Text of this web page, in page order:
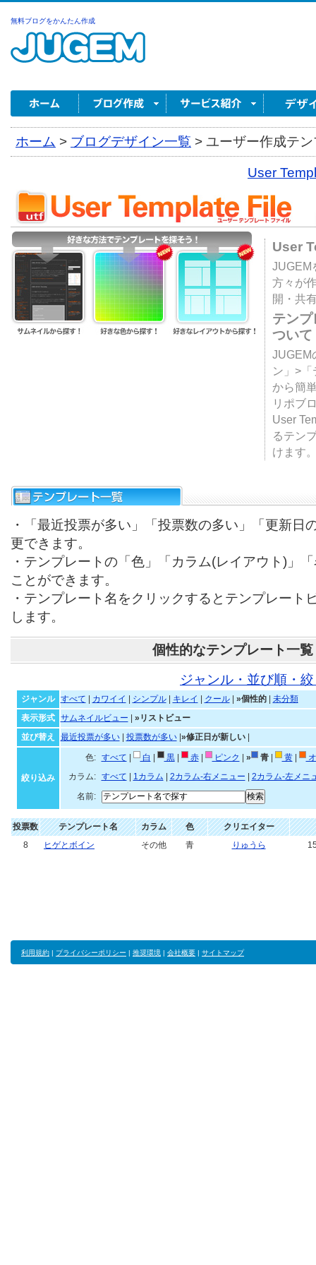
無料ブログをかんたん作成
ホーム > ブログデザイン一覧 > ユーザー作成テ
User
User
JUGEM
方々が
開・共
テン
ついて
JUGEM
ン」>
から簡
リポブ
User
るテン
けます
・「最近投票が多い」「投票数の多い」「更新日
更できます。
・テンプレートの「色」「カラム(レイアウト)」
ことができます。
・テンプレート名をクリックするとテンプレート
します。
個性的なテンプレート一覧
ジャンル・並び順・
ジャンル すべて カワイイ シンプル| キレイ クール| »個性的| 未分類
表示形式
サムネイルビュー
»リストビュー
並び替え
最近投票が多い| 投票数が多い| »修正日が新しい|
絞り込み
色: すべて 白 黒| 赤| ピンク » 青| 黄|
カラム:
すべて 1カラム 2カラム-右メニュー
2カラム-左メニ
名前:
投票数 テンプレート名 カラム 色
クリエイター
8
ヒゲとボイン その他 青 りゅうら
利用規約 | プライバシーポリシー | 推奨環境 | 会社概要 | サイトマップ